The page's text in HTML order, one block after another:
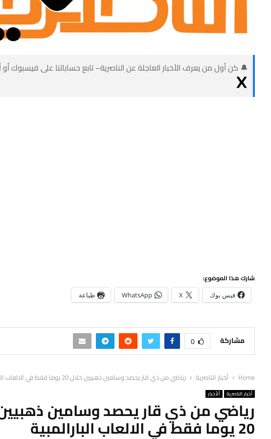
🔔 كن أول من يعرف الأخبار العاجلة عن الناصرية– تابع حساباتنا على فيسبوك
شارك هذا الموضوع:
فيس بوك X
WhatsApp طباعة
مشاركة 0
Home أخبار الناصرية رياضي من ذي قار يحصد وسامين ذهبيين خلال 20 يوما فقط في الالعاب البارالمبية
أخبار الناصرية ألأخبار
رياضي من ذي قار يحصد وسامين
20 يوما فقط في الالعاب البارالمبية